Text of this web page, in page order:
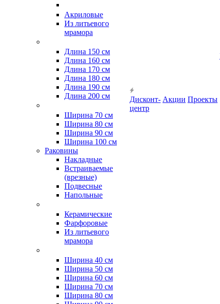
Акриловые
Из литьевого
мрамора
Длина 150 см
Длина 160 см
Длина 170 см
Длина 180 см
Длина 190 см
Длина 200 см
Ширина 70 см
Ширина 80 см
Ширина 90 см
Ширина 100 см
Раковины
Накладные
Встраиваемые
(врезные)
Подвесные
Напольные
Керамические
Фарфоровые
Из литьевого
мрамора
Ширина 40 см
Ширина 50 см
Ширина 60 см
Ширина 70 см
Ширина 80 см
Дисконт-
центр
Акции Проекты